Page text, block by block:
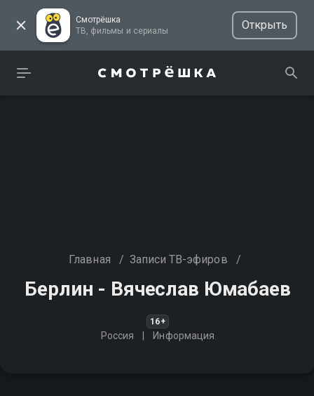
Смотрёшка
ТВ, фильмы и сериалы
Открыть
Главная / Записи ТВ-эфиров /
Берлин - Вячеслав Юмабаев
16+
Россия Информация